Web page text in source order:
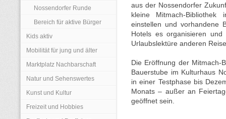
Nossendorfer Runde
Bereich für aktive Bürger
Kids aktiv
Mobilität für jung und älter
Marktplatz Nachbarschaft
Natur und Sehenswertes
Kunst und Kultur
Freizeit und Hobbies
aus der Nossendorfer
kleine Mitmach-
einstellen und vorhandene
Hotels es organisieren
Urlaubslektüre anderen
Die Eröffnung der Mitmach-
Bauerstube im Kulturhaus
in einer Testphase bis
Monats – außer an
geöffnet sein.